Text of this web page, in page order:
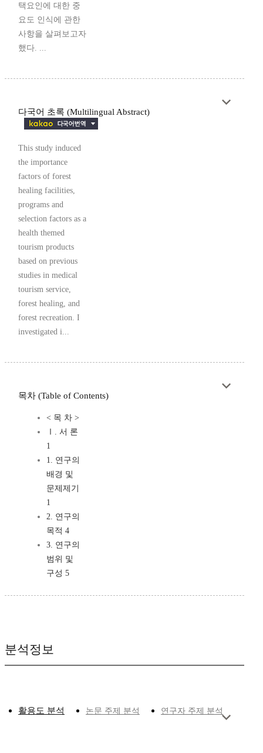
택요인에 대한 중
요도 인식에 관한
사항을 살펴보고자
했다. ...
다국어 초록 (Multilingual Abstract)
This study induced
the importance
factors of forest
healing facilities,
programs and
selection factors as a
health themed
tourism products
based on previous
studies in medical
tourism service,
forest healing, and
forest recreation. I
investigated i...
목차 (Table of Contents)
< 목 차 >
Ⅰ. 서 론
1
1. 연구의
배경 및
문제제기
1
2. 연구의
목적 4
3. 연구의
범위 및
구성 5
분석정보
활용도 분석 논문 주제 분석 연구자 주제 분석